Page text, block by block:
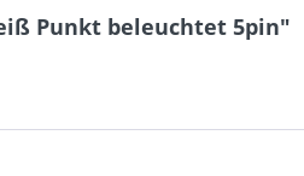
Punkt beleuchtet 5pin"